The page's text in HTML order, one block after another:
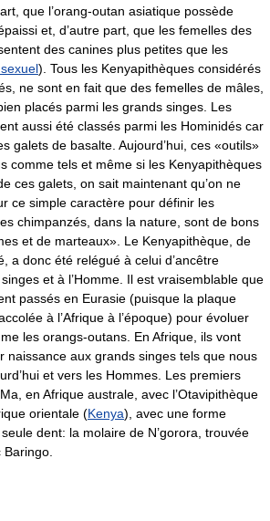
que l’orang-outan asiatique possède
et, d’autre part, que les femelles des
des canines plus petites que les
). Tous les Kenyapithèques considérés
ne sont en fait que des femelles de mâles,
placés parmi les grands singes. Les
aussi été classés parmi les Hominidés car
galets de basalte. Aujourd’hui, ces «outils»
comme tels et même si les Kenyapithèques
ces galets, on sait maintenant qu’on ne
ce simple caractère pour définir les
chimpanzés, dans la nature, sont de bons
et de marteaux». Le Kenyapithèque, de
a donc été relégué à celui d’ancêtre
et à l’Homme. Il est vraisemblable que
passés en Eurasie (puisque la plaque
à l’Afrique à l’époque) pour évoluer
les orangs-outans. En Afrique, ils vont
naissance aux grands singes tels que nous
et vers les Hommes. Les premiers
en Afrique australe, avec l’Otavipithèque
orientale (Kenya), avec une forme
dent: la molaire de N’gorora, trouvée